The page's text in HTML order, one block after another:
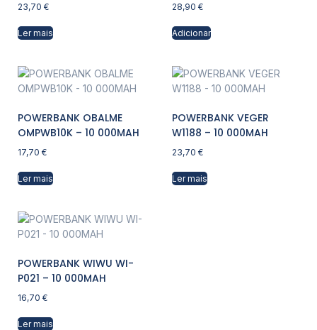
23,70 €
Ler mais
28,90 €
Adicionar
POWERBANK OBALME
OMPWB10K – 10 000MAH
17,70 €
Ler mais
POWERBANK VEGER
W1188 – 10 000MAH
23,70 €
Ler mais
POWERBANK WIWU WI-
P021 – 10 000MAH
16,70 €
Ler mais